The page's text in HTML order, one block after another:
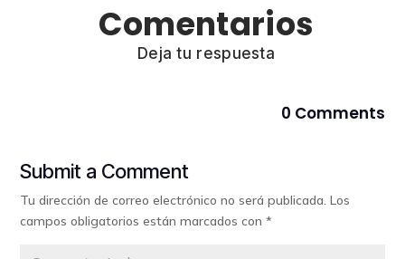
Comentarios
Deja tu respuesta
0 Comments
Submit a Comment
Tu dirección de correo electrónico no será publicada. Los
campos obligatorios están marcados con*